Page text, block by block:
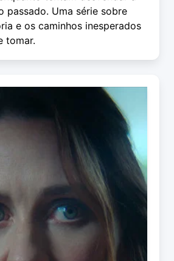
passado. Uma série sobre
e os caminhos inesperados
tomar.